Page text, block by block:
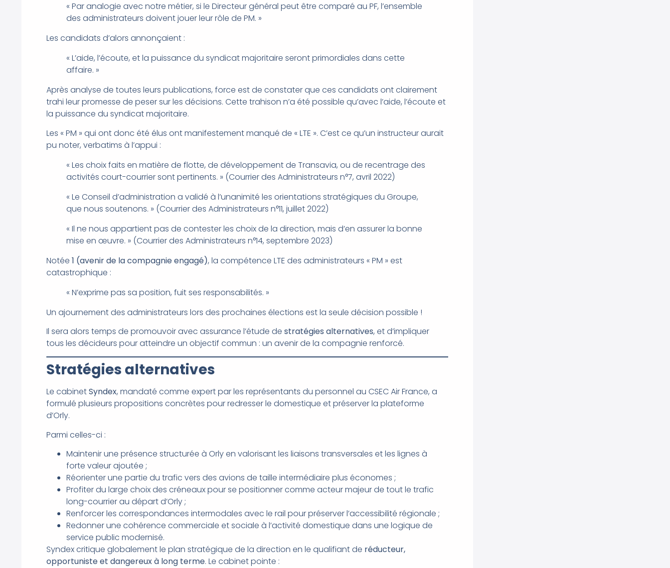
« Par analogie avec notre métier, si le Directeur général peut être comparé au PF, l’ensemble
des administrateurs doivent jouer leur rôle de PM. »
Les candidats d’alors annonçaient :
« L’aide, l’écoute, et la puissance du syndicat majoritaire seront primordiales dans cette
affaire. »
Après analyse de toutes leurs publications, force est de constater que ces candidats ont clairement
trahi leur promesse de peser sur les décisions. Cette trahison n’a été possible qu’avec l’aide, l’écoute et
la puissance du syndicat majoritaire.
Les « PM » qui ont donc été élus ont manifestement manqué de « LTE ». C’est ce qu’un instructeur aurait
pu noter, verbatims à l’appui :
« Les choix faits en matière de flotte, de développement de Transavia, ou de recentrage des
activités court-courrier sont pertinents. » (Courrier des Administrateurs n°7, avril 2022)
« Le Conseil d’administration a validé à l’unanimité les orientations stratégiques du Groupe,
que nous soutenons. » (Courrier des Administrateurs n°11, juillet 2022)
« Il ne nous appartient pas de contester les choix de la direction, mais d’en assurer la bonne
mise en œuvre. » (Courrier des Administrateurs n°14, septembre 2023)
Notée1 (avenir de la compagnie engagé), la compétence LTE des administrateurs « PM » est
catastrophique :
« N’exprime pas sa position, fuit ses responsabilités. »
Un ajournement des administrateurs lors des prochaines élections est la seule décision possible !
Il sera alors temps de promouvoir avec assurance l’étude destratégies alternatives, et d’impliquer
tous les décideurs pour atteindre un objectif commun : un avenir de la compagnie renforcé.
Stratégies alternatives
Le cabinetSyndex, mandaté comme expert par les représentants du personnel au CSEC Air France, a
formulé plusieurs propositions concrètes pour redresser le domestique et préserver la plateforme
d’Orly.
Parmi celles-ci :
Maintenir une présence structurée à Orly en valorisant les liaisons transversales et les lignes à
forte valeur ajoutée ;
Réorienter une partie du trafic vers des avions de taille intermédiaire plus économes ;
Profiter du large choix des créneaux pour se positionner comme acteur majeur de tout le trafic
long-courrier au départ d’Orly ;
Renforcer les correspondances intermodales avec le rail pour préserver l’accessibilité régionale ;
Redonner une cohérence commerciale et sociale à l’activité domestique dans une logique de
service public modernisé.
Syndex critique globalement le plan stratégique de la direction en le qualifiant de réducteur,
opportuniste et dangereux à long terme. Le cabinet pointe :